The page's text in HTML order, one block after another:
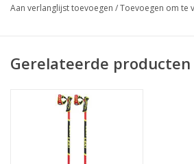
Aan verlanglijst toevoegen /Toevoegen om te
Gerelateerde producten